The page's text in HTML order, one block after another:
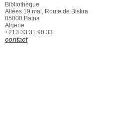
Bibliothèque
Allées 19 mai, Route de Biskra
05000 Batna
Algerie
+213 33 31 90 33
contact